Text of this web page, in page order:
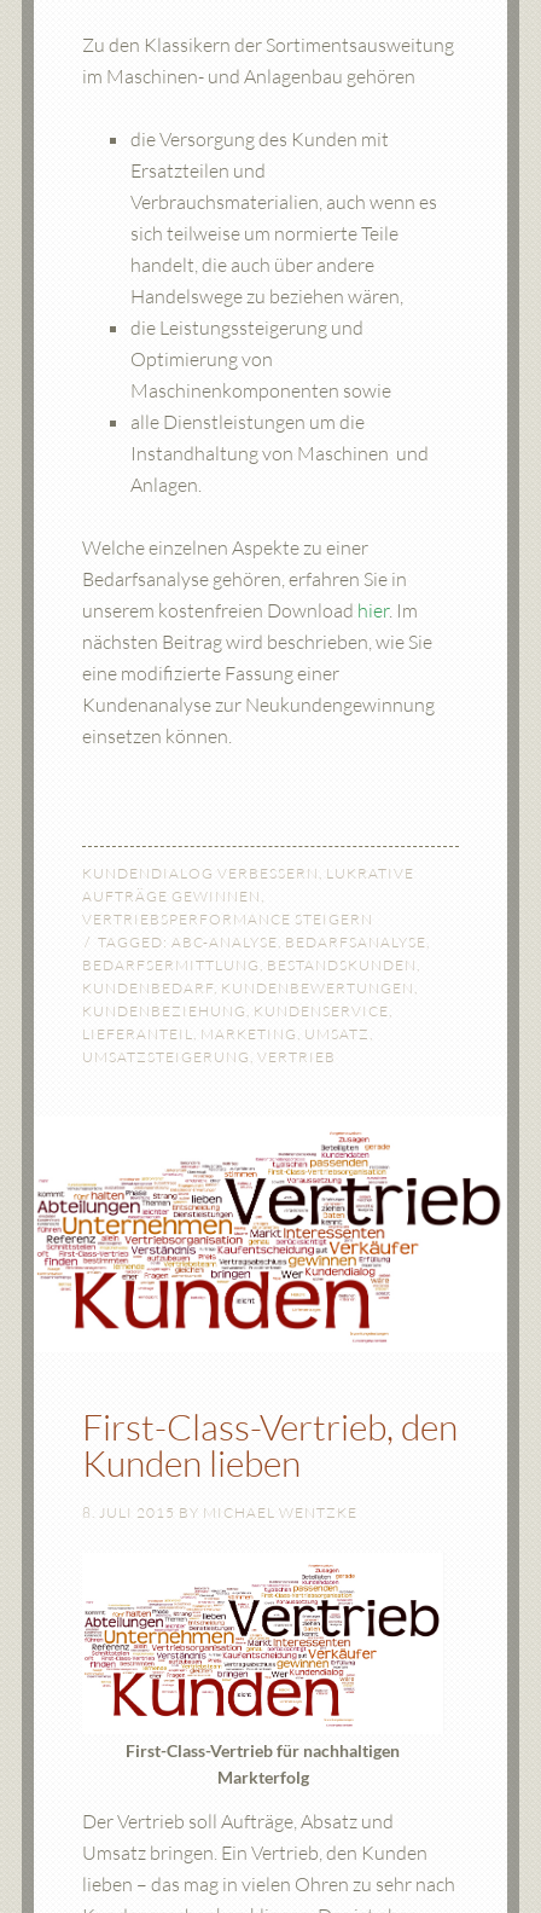
Zu den Klassikern der Sortimentsausweitung
im Maschinen- und Anlagenbau gehören
die Versorgung des Kunden mit
Ersatzteilen und
Verbrauchsmaterialien, auch wenn es
sich teilweise um normierte Teile
handelt, die auch über andere
Handelswege zu beziehen wären,
die Leistungssteigerung und
Optimierung von
Maschinenkomponenten sowie
alle Dienstleistungen um die
Instandhaltung von Maschinen und
Anlagen.
Welche einzelnen Aspekte zu einer
Bedarfsanalyse gehören, erfahren Sie in
unserem kostenfreien Download hier. Im
nächsten Beitrag wird beschrieben, wie Sie
eine modifizierte Fassung einer
Kundenanalyse zur Neukundengewinnung
einsetzen können.
KUNDENDIALOG VERBESSERN , LUKRATIVE
AUFTRÄGE GEWINNEN ,
VERTRIEBSPERFORMANCE STEIGERN
TAGGED: ABC-ANALYSE, BEDARFSANALYSE,
BEDARFSERMITTLUNG , BESTANDSKUNDEN ,
KUNDENBEDARF, KUNDENBEWERTUNGEN ,
KUNDENBEZIEHUNG , KUNDENSERVICE,
LIEFERANTEIL, MARKETING , UMSATZ ,
UMSATZSTEIGERUNG , VERTRIEB
First-Class-Vertrieb, den
Kunden lieben
8. JULI 2015 BY MICHAEL WENTZKE
First-Class-Vertrieb für nachhaltigen
Markterfolg
Der Vertrieb soll Aufträge, Absatz und
Umsatz bringen. Ein Vertrieb, den Kunden
lieben – das mag in vielen Ohren zu sehr nach